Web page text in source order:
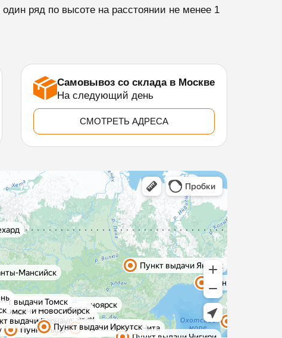
ряд по высоте на расстоянии не менее 1
Самовывоз со склада в Москве
На следующий день
СМОТРЕТЬ АДРЕСА